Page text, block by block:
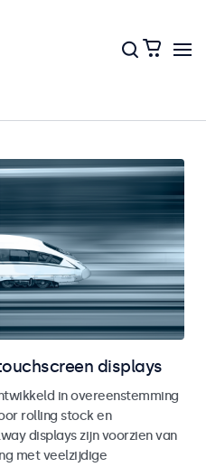
displays
in overeenstemming
rolling stock en
displays zijn voorzien van
met veelzijdige